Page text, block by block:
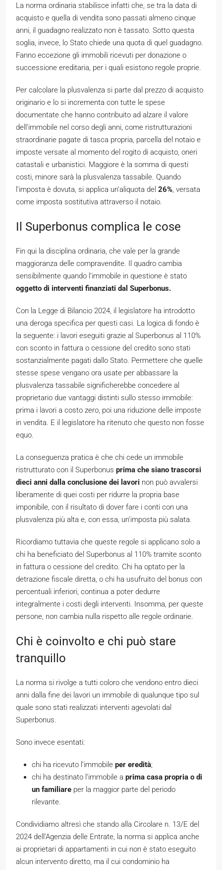
La norma ordinaria stabilisce infatti che, se tra la data di
acquisto e quella di vendita sono passati almeno cinque
anni, il guadagno realizzato non è tassato. Sotto questa
soglia, invece, lo Stato chiede una quota di quel guadagno.
Fanno eccezione gli immobili ricevuti per donazione o
successione ereditaria, per i quali esistono regole proprie.
Per calcolare la plusvalenza si parte dal prezzo di acquisto
originario e lo si incrementa con tutte le spese
documentate che hanno contribuito ad alzare il valore
dell’immobile nel corso degli anni, come ristrutturazioni
straordinarie pagate di tasca propria, parcella del notaio e
imposte versate al momento del rogito di acquisto, oneri
catastali e urbanistici. Maggiore è la somma di questi
costi, minore sarà la plusvalenza tassabile. Quando
l’imposta è dovuta, si applica un’aliquota del 26%, versata
come imposta sostitutiva attraverso il notaio.
Il Superbonus complica le cose
Fin qui la disciplina ordinaria, che vale per la grande
maggioranza delle compravendite. Il quadro cambia
sensibilmente quando l’immobile in questione è stato
oggetto di interventi finanziati dal Superbonus.
Con la Legge di Bilancio 2024, il legislatore ha introdotto
una deroga specifica per questi casi. La logica di fondo è
la seguente: i lavori eseguiti grazie al Superbonus al 110%
con sconto in fattura o cessione del credito sono stati
sostanzialmente pagati dallo Stato. Permettere che quelle
stesse spese vengano ora usate per abbassare la
plusvalenza tassabile significherebbe concedere al
proprietario due vantaggi distinti sullo stesso immobile:
prima i lavori a costo zero, poi una riduzione delle imposte
in vendita. E il legislatore ha ritenuto che questo non fosse
equo.
La conseguenza pratica è che chi cede un immobile
ristrutturato con il Superbonus prima che siano trascorsi
dieci anni dalla conclusione dei lavori non può avvalersi
liberamente di quei costi per ridurre la propria base
imponibile, con il risultato di dover fare i conti con una
plusvalenza più alta e, con essa, un’imposta più salata.
Ricordiamo tuttavia che queste regole si applicano solo a
chi ha beneficiato del Superbonus al 110% tramite sconto
in fattura o cessione del credito. Chi ha optato per la
detrazione fiscale diretta, o chi ha usufruito del bonus con
percentuali inferiori, continua a poter dedurre
integralmente i costi degli interventi. Insomma, per queste
persone, non cambia nulla rispetto alle regole ordinarie.
Chi è coinvolto e chi può stare
tranquillo
La norma si rivolge a tutti coloro che vendono entro dieci
anni dalla fine dei lavori un immobile di qualunque tipo sul
quale sono stati realizzati interventi agevolati dal
Superbonus.
Sono invece esentati:
chi ha ricevuto l’immobile per eredità;
chi ha destinato l’immobile a prima casa propria o di
un familiare per la maggior parte del periodo
rilevante.
Condividiamo altresì che stando alla Circolare n. 13/E del
2024 dell’Agenzia delle Entrate, la norma si applica anche
ai proprietari di appartamenti in cui non è stato eseguito
alcun intervento diretto, ma il cui condominio ha